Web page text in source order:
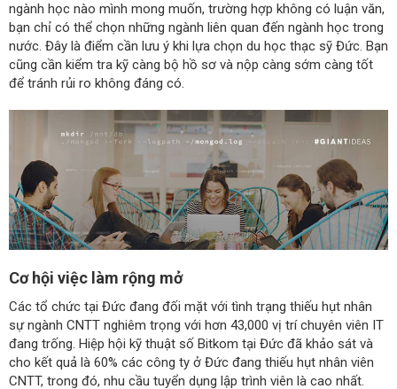
ngành học nào mình mong muốn, trường hợp không có luận văn,
bạn chỉ có thể chọn những ngành liên quan đến ngành học trong
nước. Đây là điểm cần lưu ý khi lựa chọn du học thạc sỹ Đức. Bạn
cũng cần kiểm tra kỹ càng bộ hồ sơ và nộp càng sớm càng tốt
để tránh rủi ro không đáng có.
Cơ hội việc làm rộng mở
Các tổ chức tại Đức đang đối mặt với tình trạng thiếu hụt nhân
sự ngành CNTT nghiêm trọng với hơn 43,000 vị trí chuyên viên IT
đang trống. Hiệp hội kỹ thuật số Bitkom tại Đức đã khảo sát và
cho kết quả là 60% các công ty ở Đức đang thiếu hụt nhân viên
CNTT, trong đó, nhu cầu tuyển dụng lập trình viên là cao nhất.